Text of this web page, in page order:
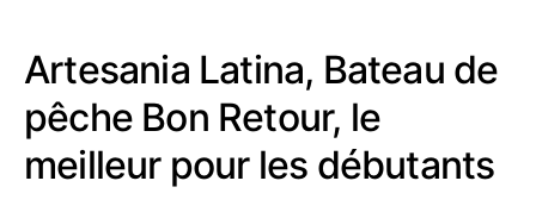
Artesania Latina, Bateau de
pêche Bon Retour, le
meilleur pour les débutants